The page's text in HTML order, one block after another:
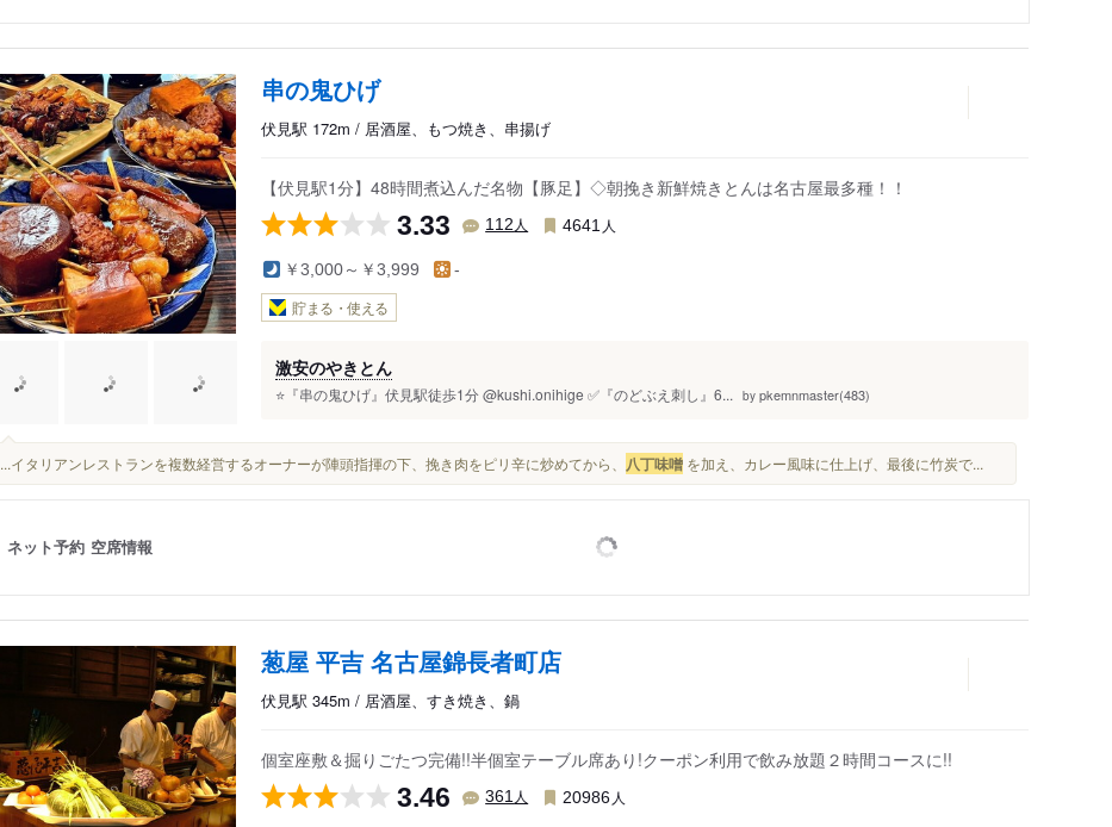
串の鬼ひげ
伏見駅 172m / 居酒屋、もつ焼き、串揚げ
【伏見駅1分】48時間煮込んだ名物【豚足】◇朝挽き新鮮焼きとんは名古屋最多種！！
3.33 112 人 4641 人
￥3,000～￥3,999 -
貯まる・使える
激安のやきとん
⭐️『串の鬼ひげ』伏見駅徒歩1分 @kushi.onihige ✅『のどぶえ刺し』6... by pkemnmaster(483)
...イタリアンレストランを複数経営するオーナーが陣頭指揮の下、挽き肉をピリ辛に炒めてから、 八丁味噌 を加え、カレー風味に仕上げ、最後に竹炭で...
ネット予約 空席情報
葱屋 平吉 名古屋錦長者町店
伏見駅 345m / 居酒屋、すき焼き、鍋
個室座敷＆掘りごたつ完備!!半個室テーブル席あり!クーポン利用で飲み放題２時間コースに!!
3.46 361 人 20986 人